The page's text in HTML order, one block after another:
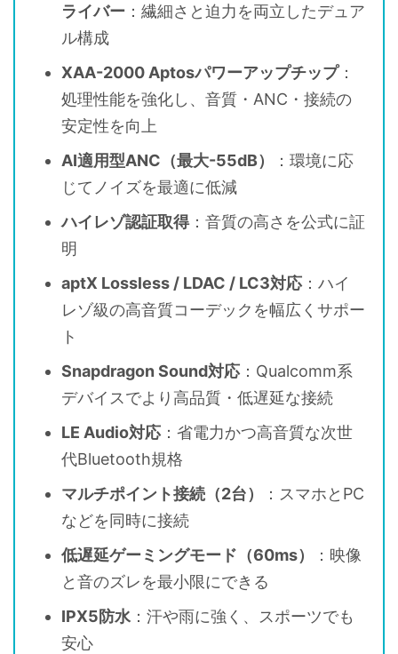
ライバー ：繊細さと迫力を両立したデュア
ル構成
XAA-2000 Aptosパワーアップチップ：
処理性能を強化し、音質・ANC・接続の
安定性を向上
AI適用型ANC（最大-55dB）
：環境に応
じてノイズを最適に低減
ハイレゾ認証取得：音質の高さを公式に証
明
aptX Lossless / LDAC / LC3対応：ハイ
レゾ級の高音質コーデックを幅広くサポー
ト
Snapdragon Sound対応：Qualcomm系
デバイスでより高品質・低遅延な接続
LE Audio対応：省電力かつ高音質な次世
代Bluetooth規格
マルチポイント接続（2台）
：スマホとPC
などを同時に接続
低遅延ゲーミングモード（60ms）
：映像
と音のズレを最小限にできる
IPX5防水 ：汗や雨に強く、スポーツでも
安心